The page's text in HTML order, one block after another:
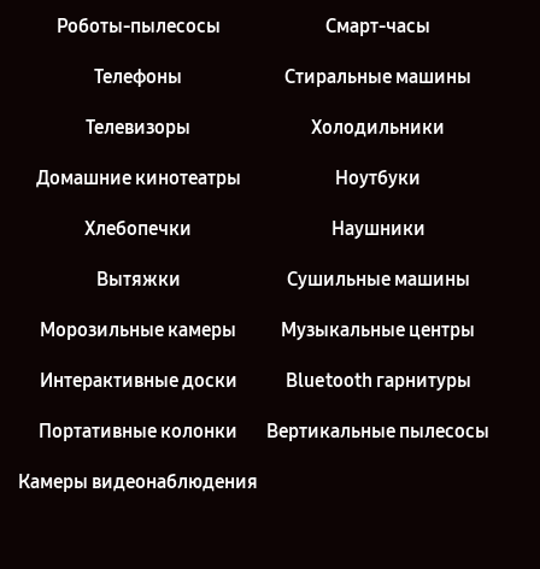
Роботы-пылесосы Смарт-часы
Телефоны Стиральные машины
Телевизоры Холодильники
Домашние кинотеатры Ноутбуки
Хлебопечки Наушники
Вытяжки Сушильные машины
Морозильные камеры Музыкальные центры
Интерактивные доски Bluetooth гарнитуры
Портативные колонки Вертикальные пылесосы
Камеры видеонаблюдения